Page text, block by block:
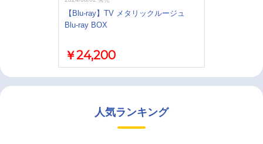
【Blu-ray】TV メタリックルージュ
Blu-ray BOX
￥24,200
人気ランキング